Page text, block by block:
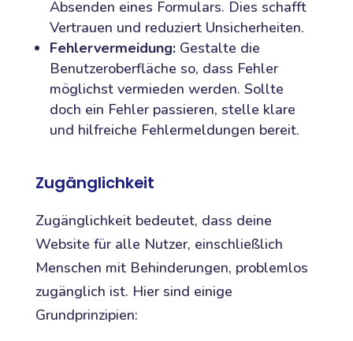
Absenden eines Formulars. Dies schafft
Vertrauen und reduziert Unsicherheiten.
Fehlervermeidung:Gestalte die
Benutzeroberfläche so, dass Fehler
möglichst vermieden werden. Sollte
doch ein Fehler passieren, stelle klare
und hilfreiche Fehlermeldungen bereit.
Zugänglichkeit
Zugänglichkeit bedeutet, dass deine
Website für alle Nutzer, einschließlich
Menschen mit Behinderungen, problemlos
zugänglich ist. Hier sind einige
Grundprinzipien: